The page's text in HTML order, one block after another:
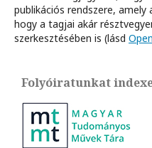
publikációs rendszere,
hogy a tagjai akár
szerkesztésében is (lásd
Folyóiratunkat